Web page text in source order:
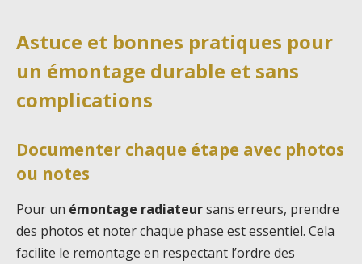
Astuce et bonnes pratiques pour
un émontage durable et sans
complications
Documenter chaque étape avec photos
ou notes
Pour un émontage radiateursans erreurs, prendre
des photos et noter chaque phase est essentiel. Cela
facilite le remontage en respectant l’ordre des